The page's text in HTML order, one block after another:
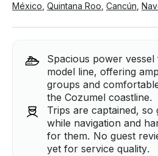
México Quintana Roo Cancún
Spacious power
model line, offering
groups and
the Cozumel coastline.
Trips are captained, so
while navigation and
for them. No guest
yet for service quality.